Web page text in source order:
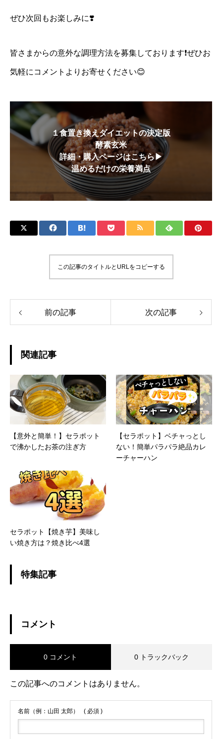
ぜひ次回もお楽しみに❣️
皆さまからの意外な調理方法を募集しております❗️ぜひお
気軽にコメントよりお寄せください😊
１食置き換えダイエットの決定版
酵素玄米
詳細・購入ページはこちら▶
温めるだけの栄養満点
この記事のタイトルとURLをコピーする
前の記事 次の記事
関連記事
【意外と簡単！】セラポット
で沸かしたお茶の注ぎ方
【セラポット】ベチャっとし
ない！簡単パラパラ絶品カレ
ーチャーハン
セラポット【焼き芋】美味し
い焼き方は？焼き比べ4選
特集記事
コメント
0 コメント 0 トラックバック
この記事へのコメントはありません。
名前（例：山田 太郎） ( 必須 )